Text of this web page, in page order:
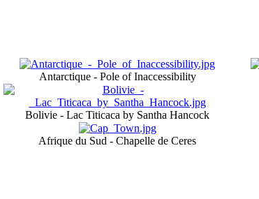
Antarctique - Pole of Inaccessibility
Bolivie - Lac Titicaca by Santha Hancock
Afrique du Sud - Chapelle de Ceres